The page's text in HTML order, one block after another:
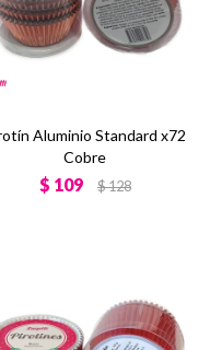
Aluminio Standard x72
Cobre
$ 109 $128